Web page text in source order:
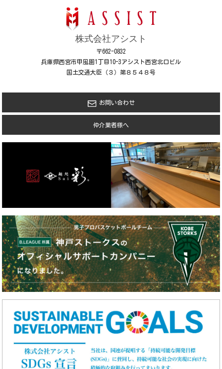
株式会社アシスト
〒662-0832
兵庫県西宮市甲風園1丁目10-3アシスト西宮北口ビル
国土交通大臣（３）第８５４８号
お問い合わせ
仲介業者様へ